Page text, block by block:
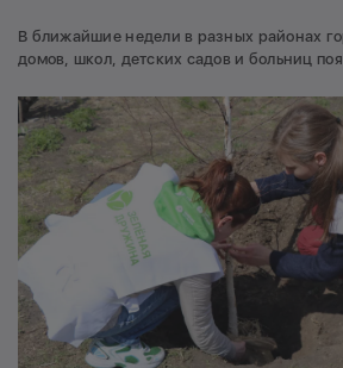
В ближайшие недели в разных районах
домов, школ, детских садов и больниц